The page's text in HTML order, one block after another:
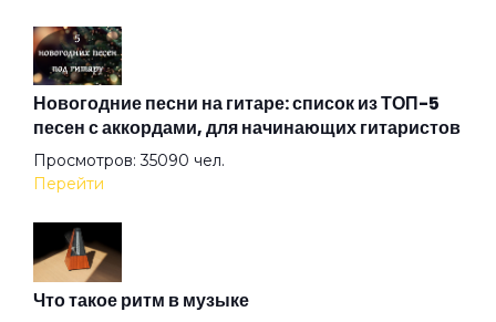
Резкая как нате
Солдаты
Считалка
Новогодние песни на гитаре: список из ТОП-5
песен с аккордами, для начинающих гитаристов
Просмотров: 35090 чел.
Перейти
Что такое ритм в музыке